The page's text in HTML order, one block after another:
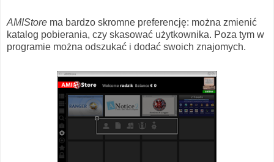
AMIStore ma bardzo skromne preferencję: można zmienić
katalog pobierania, czy skasować użytkownika. Poza tym w
programie można odszukać i dodać swoich znajomych.